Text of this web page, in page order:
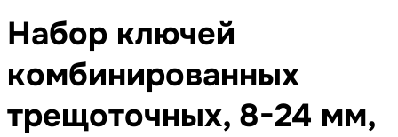
Набор ключей
комбинированных
трещоточных, 8-24 мм,